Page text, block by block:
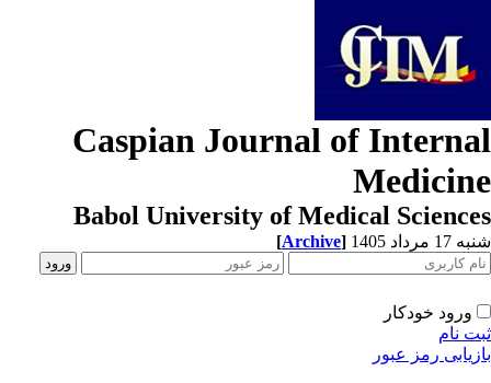
Caspian Journal of
Babol University of Medical
مرداد 1405 [Archive]
ورود خودکار
نام
رمز عبور